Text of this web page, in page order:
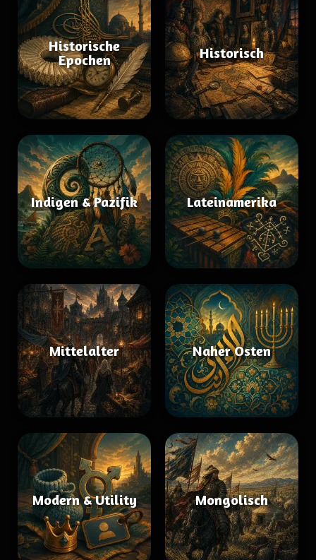
Historische
Epochen
Historisch
Indigen & Pazifik Lateinamerika
Mittelalter Naher Osten
Modern & Utility Mongolisch